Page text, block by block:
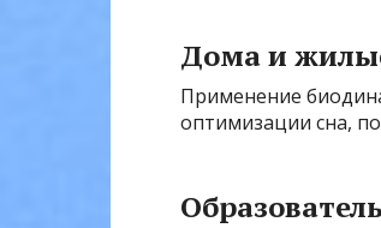
Дома и
Применение
оптимизации сна,